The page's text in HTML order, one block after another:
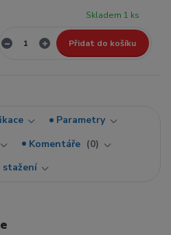
Skladem 1 ks
Přidat do košíku
Parametry
Komentáře
0
stažení